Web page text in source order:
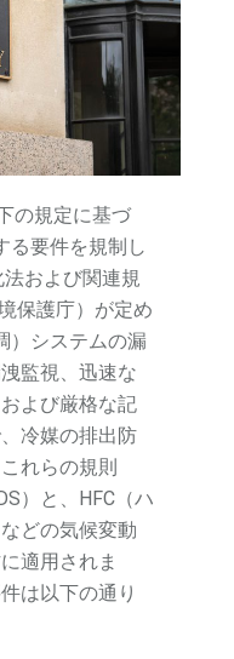
の規定に基づ
る要件を規制し
および関連規
保護庁）が定め
）システムの漏
監視、迅速な
よび厳格な記
冷媒の排出防
れらの規則
）と、HFC（ハ
どの気候変動
適用されま
は以下の通り